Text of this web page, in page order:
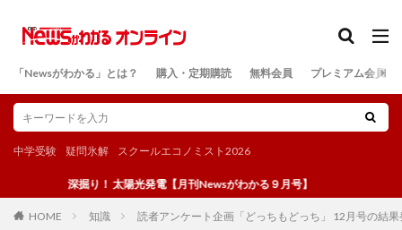
「Newsがわかる」とは？ 購入・定期購読 無料会員 プレミアム会員
中学受験 疑問氷解 スクールエコノミスト2026
深掘り！ 太陽光発電【月刊Newsがわかる９月号】
HOME 知識 読者アンケート企画「どっちもどっち」 12月号の結果
検索